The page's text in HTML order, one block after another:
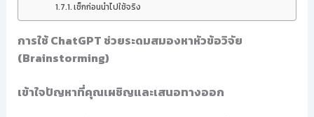
เช็กก่อนนำไปใช้จริง
การใช้ ChatGPT ช่วยระดมสมองหาหัวข้อวิจัย
(Brainstorming)
เข้าใจปัญหาที่คุณเผชิญและเสนอทางออก